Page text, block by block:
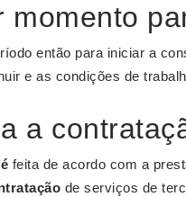
momento
então para iniciar a
e as condições de
a
feita de acordo com a
de serviços de